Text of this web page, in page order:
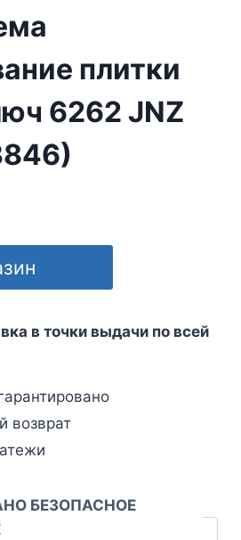
плитки
6262 JNZ
в точки выдачи по всей
возврат
БЕЗОПАСНОЕ